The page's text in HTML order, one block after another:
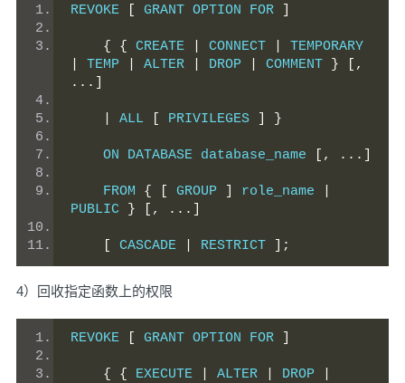
REVOKE GRANT OPTION FOR
{ { CREATE CONNECT
TEMP ALTER DROP COMMENT }
[,
...]
ALL PRIVILEGES }
    ON DATABASE database_name
[, ...]
    FROM
{ GROUP role_name
PUBLIC
} [, ...]
CASCADE RESTRICT ];
4）回收指定函数上的权限
REVOKE GRANT OPTION FOR
{ { EXECUTE ALTER DROP